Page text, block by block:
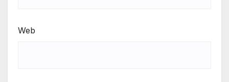
Web